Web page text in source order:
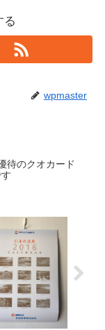
る
wpmaster
待のクオカード